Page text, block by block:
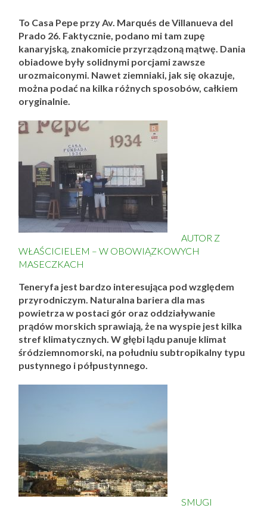
To Casa Pepe przy Av. Marqués de Villanueva del
Prado 26. Faktycznie, podano mi tam zupę
kanaryjską, znakomicie przyrządzoną mątwę. Dania
obiadowe były solidnymi porcjami zawsze
urozmaiconymi. Nawet ziemniaki, jak się okazuje,
można podać na kilka różnych sposobów, całkiem
oryginalnie.
AUTOR Z
WŁAŚCICIELEM – W OBOWIĄZKOWYCH
MASECZKACH
Teneryfa jest bardzo interesująca pod względem
przyrodniczym. Naturalna bariera dla mas
powietrza w postaci gór oraz oddziaływanie
prądów morskich sprawiają, że na wyspie jest kilka
stref klimatycznych. W głębi lądu panuje klimat
śródziemnomorski, na południu subtropikalny typu
pustynnego i półpustynnego.
SMUGI